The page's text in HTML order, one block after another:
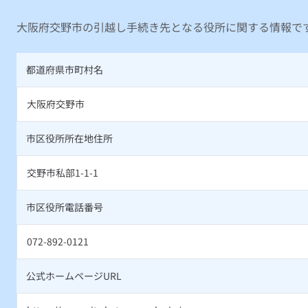
大阪府交野市の引越し手続き先となる役所に関する情報で
都道府県市町村名
大阪府交野市
市区役所所在地住所
交野市私部1-1-1
市区役所電話番号
072-892-0121
公式ホームページURL